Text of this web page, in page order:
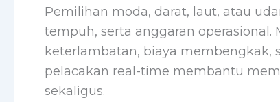
Pemilihan moda, darat, laut, atau
tempuh, serta anggaran
keterlambatan, biaya membengkak,
pelacakan real-time membantu
sekaligus.